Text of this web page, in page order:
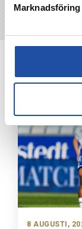
Marknadsföring
8 AUGUSTI,